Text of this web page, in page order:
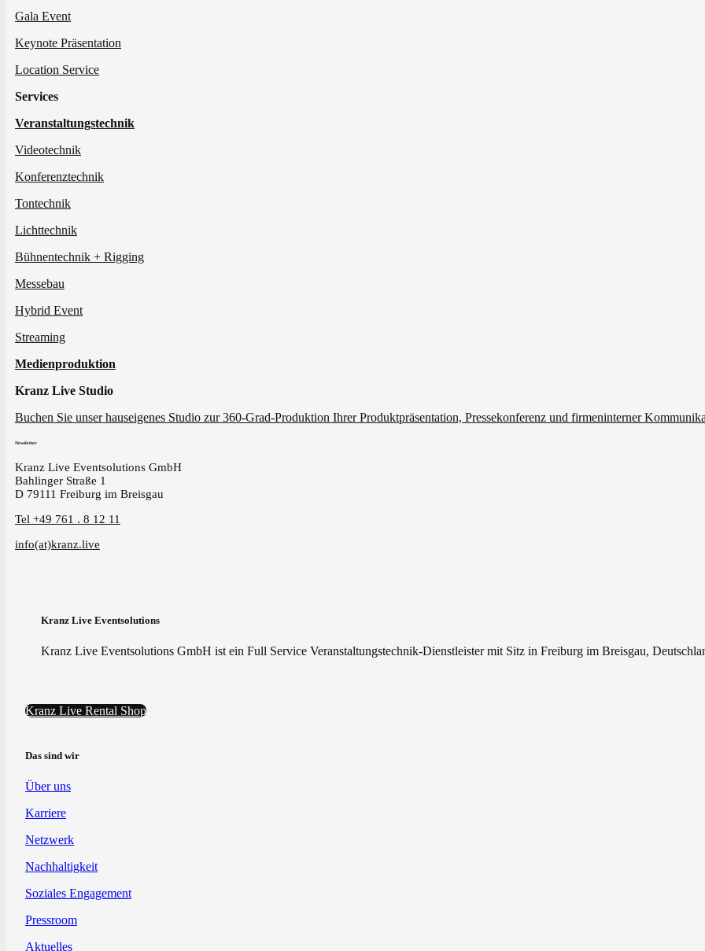
Gala Event
Keynote Präsentation
Location Service
Services
Veranstaltungstechnik
Videotechnik
Konferenztechnik
Tontechnik
Lichttechnik
Bühnentechnik + Rigging
Messebau
Hybrid Event
Streaming
Medienproduktion
Kranz Live Studio
Buchen Sie unser hauseigenes Studio zur 360-Grad-Produktion Ihrer Produktpräsentation, Pressekonferenz und firmeninterner
Newsletter
Kranz Live Eventsolutions GmbH
Bahlinger Straße 1
D 79111 Freiburg im Breisgau
Tel +49 761 . 8 12 11
info(at)kranz.live
Kranz Live Eventsolutions
Kranz Live Eventsolutions GmbH ist ein Full Service Veranstaltungstechnik-Dienstleister mit Sitz in Freiburg im Breisgau,
Kranz Live Rental Shop
Das sind wir
Über uns
Karriere
Netzwerk
Nachhaltigkeit
Soziales Engagement
Pressroom
Aktuelles